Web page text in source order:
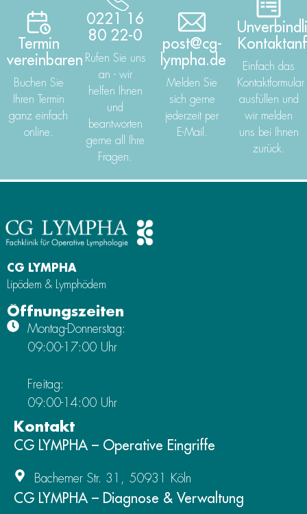
Termin
vereinbaren
Buchen Sie
Ihren Termin
ganz einfach
online.
0221 16
80 22-0
Rufen Sie uns
an - wir
helfen Ihnen
und
beantworten
gerne all Ihre
Fragen.
post@cg-
lympha.de
Melden Sie
sich gerne
jederzeit per
E-Mail.
Einfach das
Kontaktformular
ausfüllen und
wir melden
uns bei Ihnen
zurück.
CG LYMPHA
Lipödem & Lymphödem
Öffnungszeiten
Montag-Donnerstag:
09:00-17:00 Uhr
Freitag:
09:00-14:00 Uhr
Kontakt
CG LYMPHA – Operative Eingriffe
Bachemer Str. 31, 50931 Köln
CG LYMPHA – Diagnose & Verwaltung